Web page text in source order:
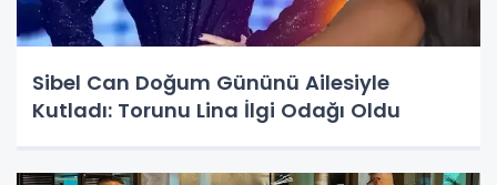
Sibel Can Doğum Gününü Ailesiyle
Kutladı: Torunu Lina İlgi Odağı Oldu